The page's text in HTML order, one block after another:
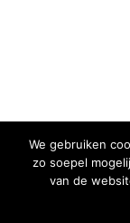
We gebruiken
zo soepel
van de